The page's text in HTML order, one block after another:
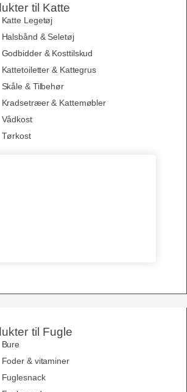
til Katte
Katte Legetøj
Halsbånd & Seletøj
Godbidder & Kosttilskud
Kattetoiletter & Kattegrus
Skåle & Tilbehør
Kradsetræer & Kattemøbler
Vådkost
Tørkost
til Fugle
Bure
Foder & vitaminer
Fuglesnack